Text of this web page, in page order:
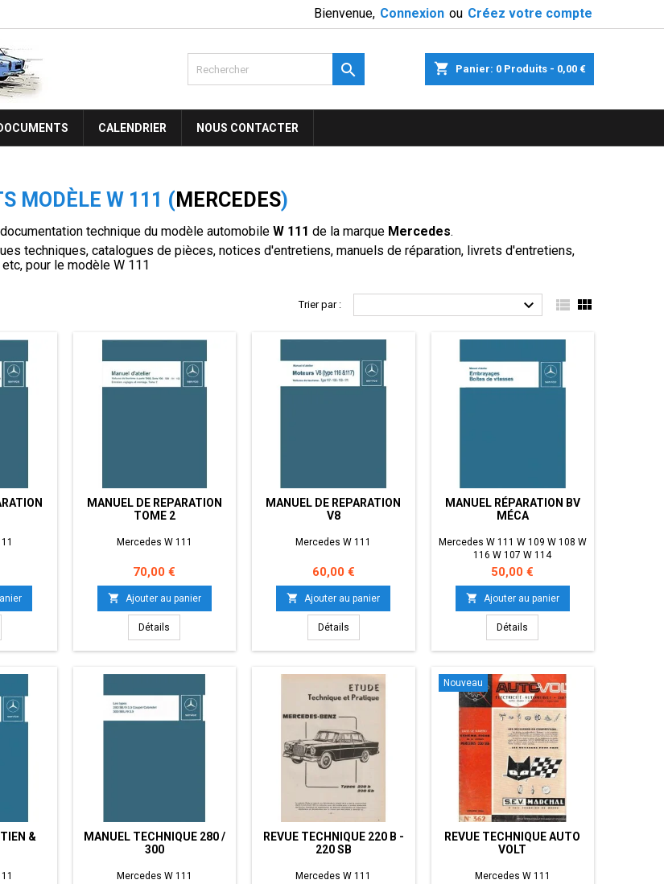
Bienvenue, Connexion ou Créez votre compte
shopping_cart Panier: 0 Produits - 0,00 €

CALENDRIER NOUS CONTACTER
MODÈLE W 111 (MERCEDES)
technique du modèle automobile W 111 de la marque Mercedes.
techniques, catalogues de pièces, notices d'entretiens, manuels de réparation, livrets d'entretiens,
pour le modèle W 111
Trier par :   
MANUEL DE REPARATION
TOME 2
Mercedes W 111
Prix
70,00 €
 Ajouter au panier
Détails
MANUEL DE REPARATION
V8
Mercedes W 111
Prix
60,00 €
 Ajouter au panier
Détails
MANUEL RÉPARATION BV
MÉCA
Mercedes W 111 W 109 W 108 W
116 W 107 W 114
Prix
50,00 €
 Ajouter au panier
Détails
&
MANUEL TECHNIQUE 280 /
300
Mercedes W 111
REVUE TECHNIQUE 220 B -
220 SB
Mercedes W 111
Nouveau
REVUE TECHNIQUE AUTO
VOLT
Mercedes W 111